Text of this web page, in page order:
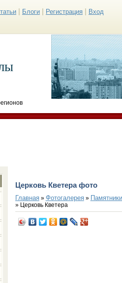
Блоги Регистрация Вход
Церковь Кветера фото
Главная» Фотогалерея»
» Церковь Кветера